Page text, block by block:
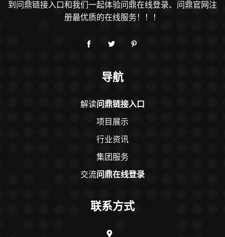
到问鼎链接入口和我们一起体验问鼎在线登录、问鼎官网注
册最优质的在线服务！！！
导航
解读问鼎链接入口
项目展示
行业资讯
集团服务
交流问鼎在线登录
联系方式